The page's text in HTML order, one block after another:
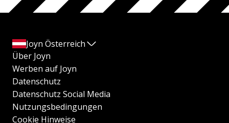
Joyn Österreich
Über Joyn
Werben auf Joyn
Datenschutz
Datenschutz Social Media
Nutzungsbedingungen
Cookie Hinweise